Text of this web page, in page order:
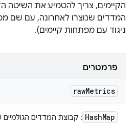
הקיימים, צריך להטמיע את השיטה
המדדים שנוצרו לאחרונה, עם שם
ניגוד עם מפתחות קיימים).
פרמטרים
rawMetrics
HashMap : קבוצת המדדים הגולמיים